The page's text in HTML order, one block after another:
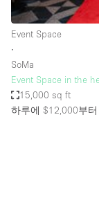
Electricity
Furniture
Garden
Event Space
∙
SoMa
Event Space in the
15,000 sq ft
하루에 $12,000부